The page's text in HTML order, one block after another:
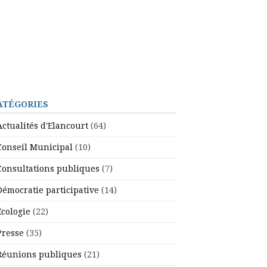
d'Elancourt (64)
Municipal (10)
publiques (7)
participative (14)
(22)
(35)
publiques (21)